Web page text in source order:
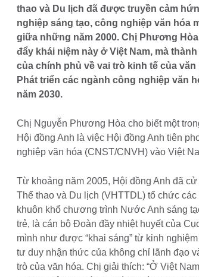
thao và Du lịch đã được truyền cảm
nghiệp sáng tạo, công nghiệp văn hóa
giữa những năm 2000. Chị Phương
đẩy khái niệm này ở Việt Nam, mà
của chính phủ về vai trò kinh tế của
Phát triển các ngành công nghiệp văn
năm 2030.
Chị Nguyễn Phương Hòa cho biết một
Hội đồng Anh là việc Hội đồng Anh tiên
nghiệp văn hóa (CNST/CNVH) vào Việt
Từ khoảng năm 2005, Hội đồng Anh đã
Thể thao và Du lịch (VHTTDL) tổ chức
khuôn khổ chương trình Nước Anh sáng
trẻ, là cán bộ Đoàn đầy nhiệt huyết của
mình như được “khai sáng” từ kinh
tư duy nhận thức của không chỉ lãnh đạo
trò của văn hóa. Chị giải thích: “Ở Việt